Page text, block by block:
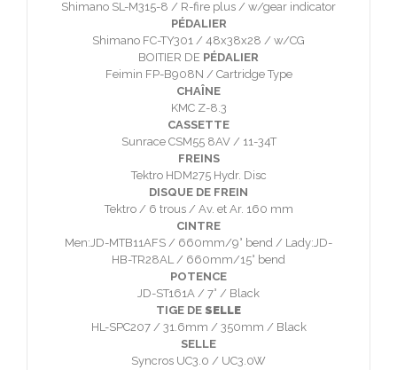
Shimano SL-M315-8 / R-fire plus / w/gear indicator
PÉDALIER
Shimano FC-TY301 / 48x38x28 / w/CG
BOITIER DE PÉDALIER
Feimin FP-B908N / Cartridge Type
CHAÎNE
KMC Z-8.3
CASSETTE
Sunrace CSM55 8AV / 11-34T
FREINS
Tektro HDM275 Hydr. Disc
DISQUE DE FREIN
Tektro / 6 trous / Av. et Ar. 160 mm
CINTRE
Men:JD-MTB11AFS / 660mm/9° bend / Lady:JD-
HB-TR28AL / 660mm/15° bend
POTENCE
JD-ST161A / 7° / Black
TIGE DE SELLE
HL-SPC207 / 31.6mm / 350mm / Black
SELLE
Syncros UC3.0 / UC3.0W